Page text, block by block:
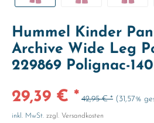
Hummel Kinder
Archive Wide Leg
229869 Polignac-140
29,39 € * 42,95 € * (31,57%
inkl. MwSt. zzgl. Versandkosten